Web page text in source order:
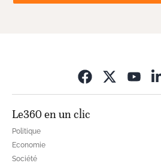
Le360 en un clic
Politique
Economie
Société